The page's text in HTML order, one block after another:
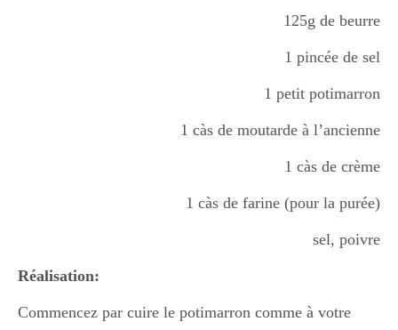
125g de beurre
1 pincée de sel
1 petit potimarron
1 càs de moutarde à l’ancienne
1 càs de crème
1 càs de farine (pour la purée)
sel, poivre
Réalisation:
Commencez par cuire le potimarron comme à votre